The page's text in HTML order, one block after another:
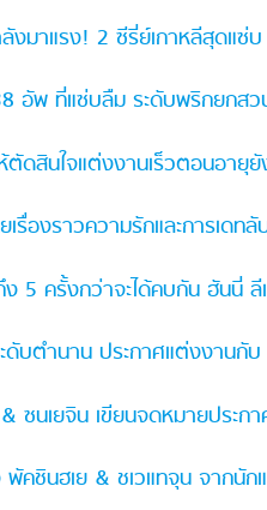
ลังมาแรง! 2 ซีรี่ย์เกาหลีสุด
อัพ ที่แซ่บลืม ระดับพริกยกส
ตัดสินใจแต่งงานเร็วตอนอายุ
เรื่องราวความรักและการเด
5 ครั้งกว่าจะได้คบกัน ฮันนี่
ดับตำนาน ประกาศแต่งงานกั
ซนเยจิน เขียนจดหมายประก
พัคชินฮเย & ชเวแทจุน จาก